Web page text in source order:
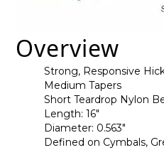
Overview
Strong, Responsive
Medium Tapers
Short Teardrop Nylon
Length: 16"
Diameter: 0.563"
Defined on Cymbals,